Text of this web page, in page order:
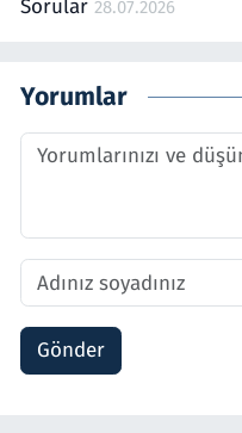
Sorular 28.07.2026
Yorumlar
Gönder